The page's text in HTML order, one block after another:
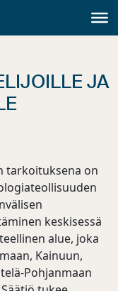
JA
tarkoituksena on
keskisessä
alue, joka
Kainuun,
Pohjanmaan